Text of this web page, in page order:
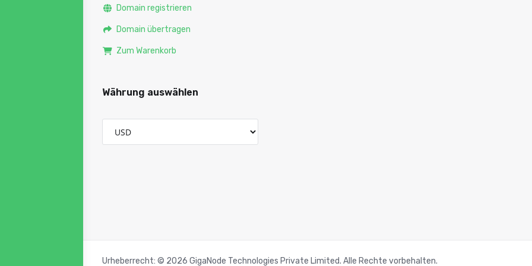
Domain registrieren
Domain übertragen
Zum Warenkorb
Währung auswählen
Urheberrecht: © 2026 GigaNode Technologies Private Limited. Alle Rechte vorbehalten.